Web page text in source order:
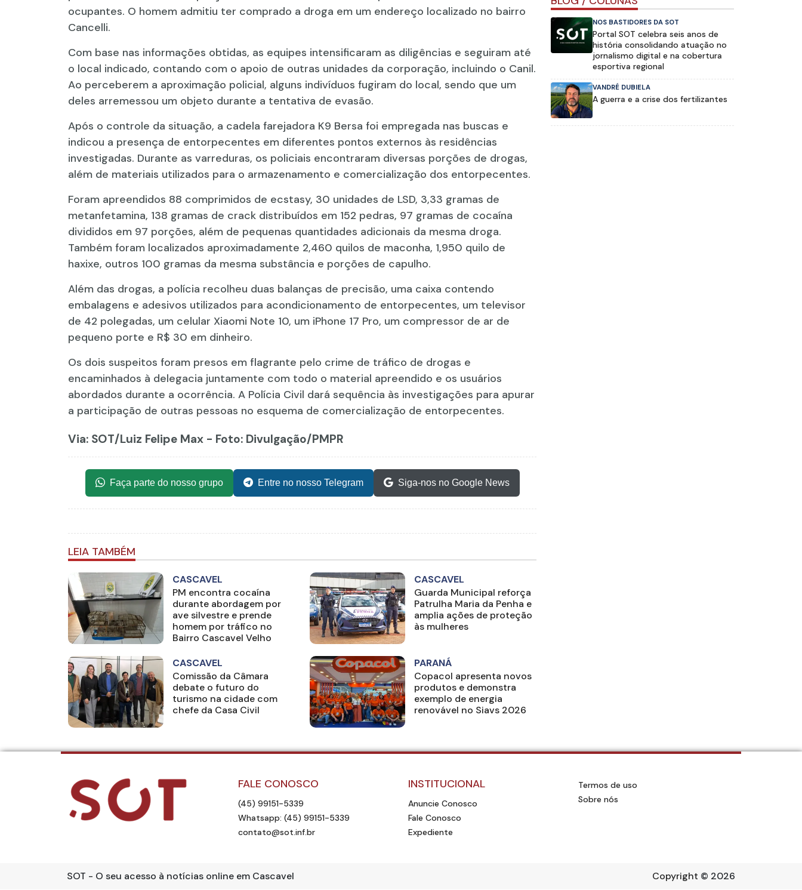
ocupantes. O homem admitiu ter comprado a droga em um endereço localizado no bairro
Cancelli.
Com base nas informações obtidas, as equipes intensificaram as diligências e seguiram até
o local indicado, contando com o apoio de outras unidades da corporação, incluindo o Canil.
Ao perceberem a aproximação policial, alguns indivíduos fugiram do local, sendo que um
deles arremessou um objeto durante a tentativa de evasão.
Após o controle da situação, a cadela farejadora K9 Bersa foi empregada nas buscas e
indicou a presença de entorpecentes em diferentes pontos externos às residências
investigadas. Durante as varreduras, os policiais encontraram diversas porções de drogas,
além de materiais utilizados para o armazenamento e comercialização dos entorpecentes.
Foram apreendidos 88 comprimidos de ecstasy, 30 unidades de LSD, 3,33 gramas de
metanfetamina, 138 gramas de crack distribuídos em 152 pedras, 97 gramas de cocaína
divididos em 97 porções, além de pequenas quantidades adicionais da mesma droga.
Também foram localizados aproximadamente 2,460 quilos de maconha, 1,950 quilo de
haxixe, outros 100 gramas da mesma substância e porções de capulho.
Além das drogas, a polícia recolheu duas balanças de precisão, uma caixa contendo
embalagens e adesivos utilizados para acondicionamento de entorpecentes, um televisor
de 42 polegadas, um celular Xiaomi Note 10, um iPhone 17 Pro, um compressor de ar de
pequeno porte e R$ 30 em dinheiro.
Os dois suspeitos foram presos em flagrante pelo crime de tráfico de drogas e
encaminhados à delegacia juntamente com todo o material apreendido e os usuários
abordados durante a ocorrência. A Polícia Civil dará sequência às investigações para apurar
a participação de outras pessoas no esquema de comercialização de entorpecentes.
Via: SOT/Luiz Felipe Max - Foto: Divulgação/PMPR
Faça parte do nosso grupo Entre no nosso Telegram Siga-nos no Google News
LEIA TAMBÉM
CASCAVEL
PM encontra cocaína
durante abordagem por
ave silvestre e prende
homem por tráfico no
Bairro Cascavel Velho
CASCAVEL
Guarda Municipal reforça
Patrulha Maria da Penha e
amplia ações de proteção
às mulheres
CASCAVEL
Comissão da Câmara
debate o futuro do
turismo na cidade com
chefe da Casa Civil
PARANÁ
Copacol apresenta novos
produtos e demonstra
exemplo de energia
renovável no Siavs 2026
NOS BASTIDORES DA SOT
Portal SOT celebra seis anos de
história consolidando atuação no
jornalismo digital e na cobertura
esportiva regional
VANDRÉ DUBIELA
A guerra e a crise dos fertilizantes
FALE CONOSCO
(45) 99151-5339
Whatsapp: (45) 99151-5339
contato@sot.inf.br
INSTITUCIONAL
Anuncie Conosco
Fale Conosco
Expediente
Termos de uso
Sobre nós
SOT - O seu acesso à notícias online em Cascavel Copyright © 2026